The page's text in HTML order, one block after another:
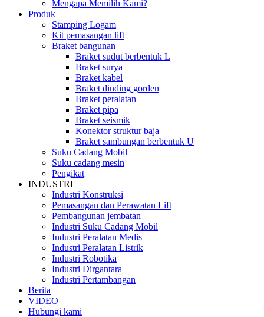
Mengapa Memilih Kami?
Produk
Stamping Logam
Kit pemasangan lift
Braket bangunan
Braket sudut berbentuk L
Braket surya
Braket kabel
Braket dinding gorden
Braket peralatan
Braket pipa
Braket seismik
Konektor struktur baja
Braket sambungan berbentuk U
Suku Cadang Mobil
Suku cadang mesin
Pengikat
INDUSTRI
Industri Konstruksi
Pemasangan dan Perawatan Lift
Pembangunan jembatan
Industri Suku Cadang Mobil
Industri Peralatan Medis
Industri Peralatan Listrik
Industri Robotika
Industri Dirgantara
Industri Pertambangan
Berita
VIDEO
Hubungi kami